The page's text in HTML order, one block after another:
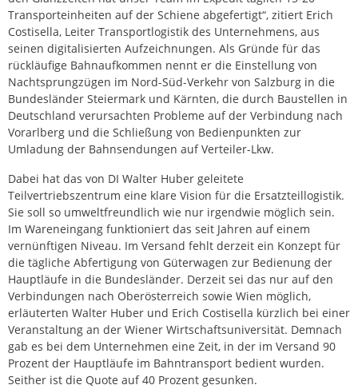
Transporteinheiten auf der Schiene abgefertigt“, zitiert Erich
Costisella, Leiter Transportlogistik des Unternehmens, aus
seinen digitalisierten Aufzeichnungen. Als Gründe für das
rückläufige Bahnaufkommen nennt er die Einstellung von
Nachtsprungzügen im Nord-Süd-Verkehr von Salzburg in die
Bundesländer Steiermark und Kärnten, die durch Baustellen in
Deutschland verursachten Probleme auf der Verbindung nach
Vorarlberg und die Schließung von Bedienpunkten zur
Umladung der Bahnsendungen auf Verteiler-Lkw.
Dabei hat das von DI Walter Huber geleitete
Teilvertriebszentrum eine klare Vision für die Ersatzteillogistik.
Sie soll so umweltfreundlich wie nur irgendwie möglich sein.
Im Wareneingang funktioniert das seit Jahren auf einem
vernünftigen Niveau. Im Versand fehlt derzeit ein Konzept für
die tägliche Abfertigung von Güterwagen zur Bedienung der
Hauptläufe in die Bundesländer. Derzeit sei das nur auf den
Verbindungen nach Oberösterreich sowie Wien möglich,
erläuterten Walter Huber und Erich Costisella kürzlich bei einer
Veranstaltung an der Wiener Wirtschaftsuniversität. Demnach
gab es bei dem Unternehmen eine Zeit, in der im Versand 90
Prozent der Hauptläufe im Bahntransport bedient wurden.
Seither ist die Quote auf 40 Prozent gesunken.